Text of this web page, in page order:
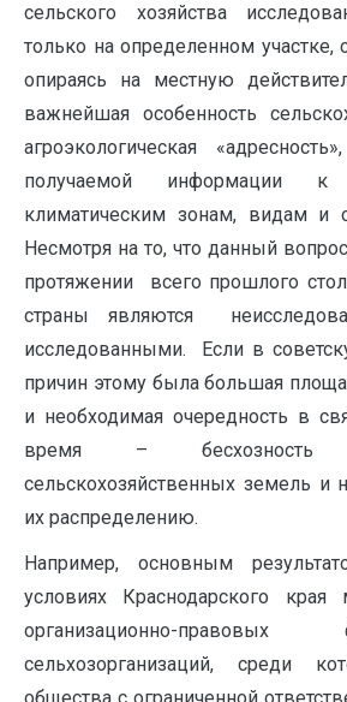
сельского хозяйства
только на определенном
опираясь на местную
важнейшая особенность
агроэкологическая
получаемой информации к
климатическим зонам, видам и
Несмотря на то, что данный
протяжении всего прошлого
страны являются
исследованными. Если в
причин этому была большая
и необходимая очередность в
время – бесхозность
сельскохозяйственных земель и
их распределению.
Например, основным
условиях Краснодарского
организационно-
сельхозорганизаций, среди